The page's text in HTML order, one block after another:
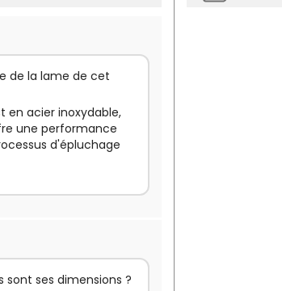
de la lame de cet
en acier inoxydable,
une performance
d'épluchage
sont ses dimensions ?